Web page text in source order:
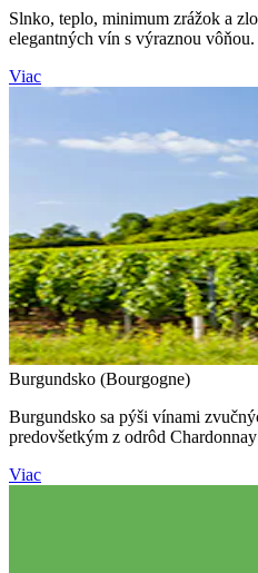
Slnko, teplo, minimum zrážok a
elegantných vín s výraznou vôňou.
Viac
Burgundsko (Bourgogne)
Burgundsko sa pýši vínami
predovšetkým z odrôd
Viac